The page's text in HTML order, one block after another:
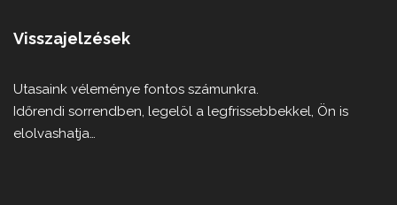
Visszajelzések
Utasaink véleménye fontos számunkra.
Időrendi sorrendben, legelöl a legfrissebbekkel, Ön is
elolvashatja…